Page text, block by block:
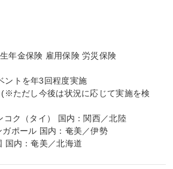
年金保険 雇用保険 労災保険
ントを年3回程度実施
ただし今後は状況に応じて実施を検
国内：奄美／北海道